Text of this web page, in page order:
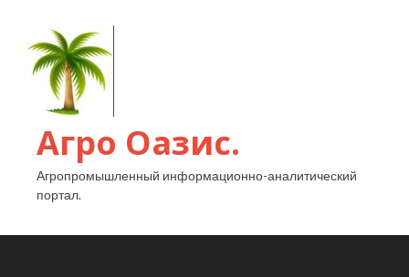
Агро Оазис.
Агропромышленный информационно-аналитический
портал.